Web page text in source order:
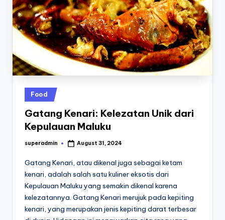
Posted
in
Food
Gatang Kenari: Kelezatan Unik dari
Kepulauan Maluku
Posted
superadmin August 31, 2024
Gatang Kenari, atau dikenal juga sebagai ketam
kenari, adalah salah satu kuliner eksotis dari
Kepulauan Maluku yang semakin dikenal karena
kelezatannya. Gatang Kenari merujuk pada kepiting
kenari, yang merupakan jenis kepiting darat terbesar